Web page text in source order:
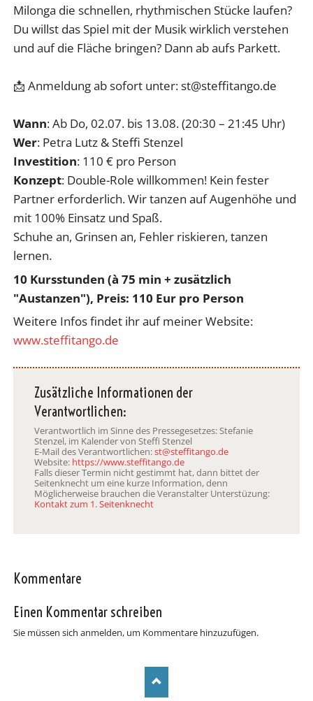
Milonga die schnellen, rhythmischen Stücke laufen?
Du willst das Spiel mit der Musik wirklich verstehen
und auf die Fläche bringen? Dann ab aufs Parkett.
​📩 Anmeldung ab sofort unter: st@steffitango.de
Wann: Ab Do, 02.07. bis 13.08. (20:30 – 21:45 Uhr)
Wer: Petra Lutz & Steffi Stenzel
Investition: 110 € pro Person
Konzept: Double-Role willkommen! Kein fester
Partner erforderlich. Wir tanzen auf Augenhöhe und
mit 100% Einsatz und Spaß.
​Schuhe an, Grinsen an, Fehler riskieren, tanzen
lernen.
10 Kursstunden (à 75 min + zusätzlich
"Austanzen"), Preis: 110 Eur pro Person
Weitere Infos findet ihr auf meiner Website:
www.steffitango.de
Zusätzliche Informationen der
Verantwortlichen:
Verantwortlich im Sinne des Pressegesetzes: Stefanie
Stenzel, im Kalender von Steffi Stenzel
E-Mail des Verantwortlichen:st@steffitango.de
Website: https://www.steffitango.de
Falls dieser Termin nicht gestimmt hat, dann bittet der
Seitenknecht um eine kurze Information, denn
Möglicherweise brauchen die Veranstalter Unterstüzung:
Kontakt zum 1. Seitenknecht
Kommentare
Einen Kommentar schreiben
Sie müssen sich anmelden, um Kommentare hinzuzufügen.